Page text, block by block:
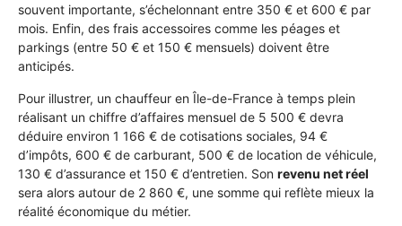
souvent importante, s’échelonnant entre 350 € et 600 € par
mois. Enfin, des frais accessoires comme les péages et
parkings (entre 50 € et 150 € mensuels) doivent être
anticipés.
Pour illustrer, un chauffeur en Île-de-France à temps plein
réalisant un chiffre d’affaires mensuel de 5 500 € devra
déduire environ 1 166 € de cotisations sociales, 94 €
d’impôts, 600 € de carburant, 500 € de location de véhicule,
130 € d’assurance et 150 € d’entretien. Son revenu net réel
sera alors autour de 2 860 €, une somme qui reflète mieux la
réalité économique du métier.